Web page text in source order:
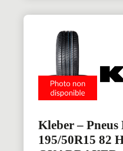
Kleber – Pneus
195/50R15 82